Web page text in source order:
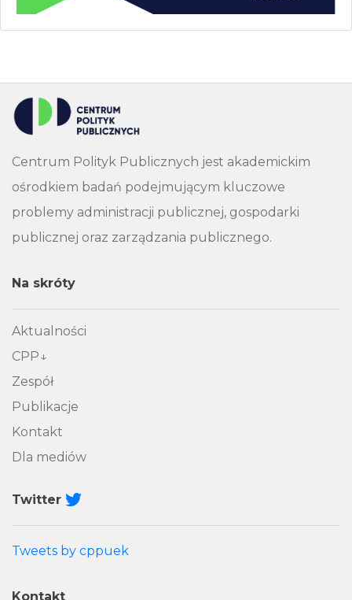
Centrum Polityk Publicznych jest akademickim
ośrodkiem badań podejmującym kluczowe
problemy administracji publicznej, gospodarki
publicznej oraz zarządzania publicznego.
Na skróty
Aktualności
CPP
Zespół
Publikacje
Kontakt
Dla mediów
Twitter
Tweets by cppuek
Kontakt